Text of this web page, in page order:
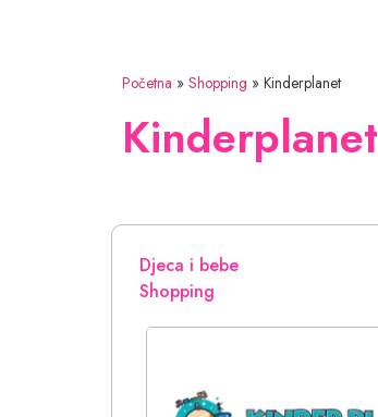
Početna » Shopping » Kinderplanet
Kinderplanet
Djeca i bebe
Shopping